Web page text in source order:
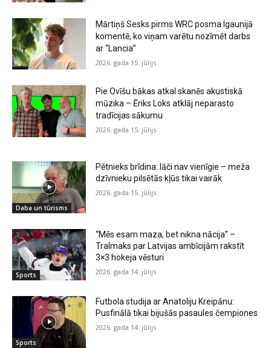
Mārtiņš Sesks pirms WRC posma Igaunijā
komentē, ko viņam varētu nozīmēt darbs
ar “Lancia”
2026. gada 15. jūlijs
Pie Ovīšu bākas atkal skanēs akustiskā
mūzika – Ēriks Loks atklāj neparasto
tradīcijas sākumu
2026. gada 15. jūlijs
Daba un tūrisms
Pētnieks brīdina: lāči nav vienīgie – meža
dzīvnieku pilsētās kļūs tikai vairāk
2026. gada 15. jūlijs
Sports
“Mēs esam maza, bet nikna nācija” –
Tralmaks par Latvijas ambīcijām rakstīt
3×3 hokeja vēsturi
2026. gada 14. jūlijs
Sports
Futbola studija ar Anatoliju Kreipānu:
Pusfinālā tikai bijušās pasaules čempiones
2026. gada 14. jūlijs